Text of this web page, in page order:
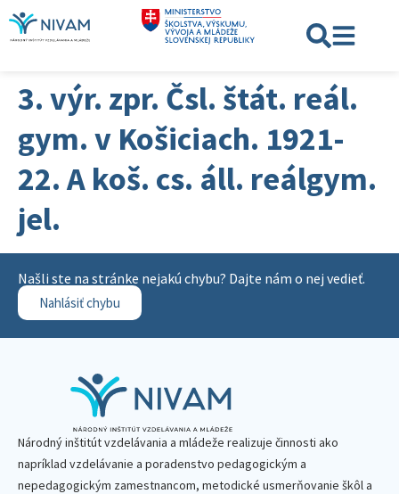
3. výr. zpr. Čsl. štát. reál.
gym. v Košiciach. 1921-
22. A koš. cs. áll. reálgym.
jel.
Našli ste na stránke nejakú chybu? Dajte nám o nej vedieť.
Nahlásiť chybu
Národný inštitút vzdelávania a mládeže realizuje činnosti ako
napríklad vzdelávanie a poradenstvo pedagogickým a
nepedagogickým zamestnancom, metodické usmerňovanie škôl a